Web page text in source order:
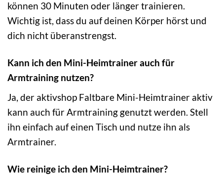
können 30 Minuten oder länger trainieren.
Wichtig ist, dass du auf deinen Körper hörst und
dich nicht überanstrengst.
Kann ich den Mini-Heimtrainer auch für
Armtraining nutzen?
Ja, der aktivshop Faltbare Mini-Heimtrainer aktiv
kann auch für Armtraining genutzt werden. Stell
ihn einfach auf einen Tisch und nutze ihn als
Armtrainer.
Wie reinige ich den Mini-Heimtrainer?